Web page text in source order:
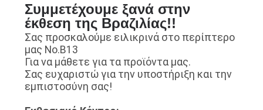
ΥΠΟΘΈΣΕΙΣ
ΖΗΤΉΣΤΕ
ΜΙΑ
ΠΡΟΣΦΟΡΆ
Συμμετέχουμε ξανά στην
έκθεση της Βραζιλίας!!
Σας προσκαλούμε ειλικρινά στο περίπτερο
μας Νο.B13
Για να μάθετε για τα προϊόντα μας.
Σας ευχαριστώ για την υποστήριξη και την
εμπιστοσύνη σας!